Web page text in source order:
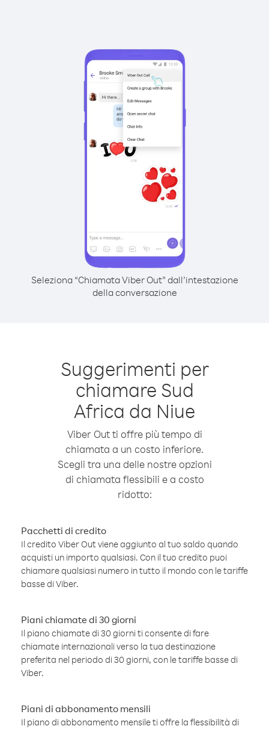
Seleziona “Chiamata Viber Out” dall’intestazione
della conversazione
Suggerimenti per
chiamare Sud
Africa da Niue
Viber Out ti offre più tempo di
chiamata a un costo inferiore.
Scegli tra una delle nostre opzioni
di chiamata flessibili e a costo
ridotto:
Pacchetti di credito
Il credito Viber Out viene aggiunto al tuo saldo quando
acquisti un importo qualsiasi. Con il tuo credito puoi
chiamare qualsiasi numero in tutto il mondo con le tariffe
basse di Viber.
Piani chiamate di 30 giorni
Il piano chiamate di 30 giorni ti consente di fare
chiamate internazionali verso la tua destinazione
preferita nel periodo di 30 giorni, con le tariffe basse di
Viber.
Piani di abbonamento mensili
Il piano di abbonamento mensile ti offre la flessibilità di